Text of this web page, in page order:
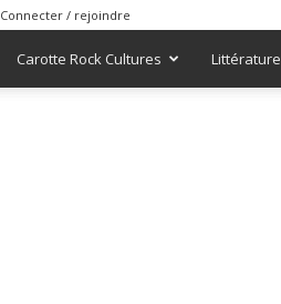
Connecter / rejoindre
Carotte Rock Cultures Littérature